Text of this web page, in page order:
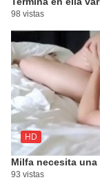
98 vistas
HD
Milfa necesita
93 vistas